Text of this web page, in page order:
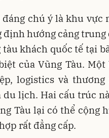
chú ý là khu vực
định hướng cảng trung
tàu khách quốc tế tại
của Vũng Tàu.
logistics và
lịch. Hai cấu trúc
Tàu lại có thể cộng
rất đẳng cấp.